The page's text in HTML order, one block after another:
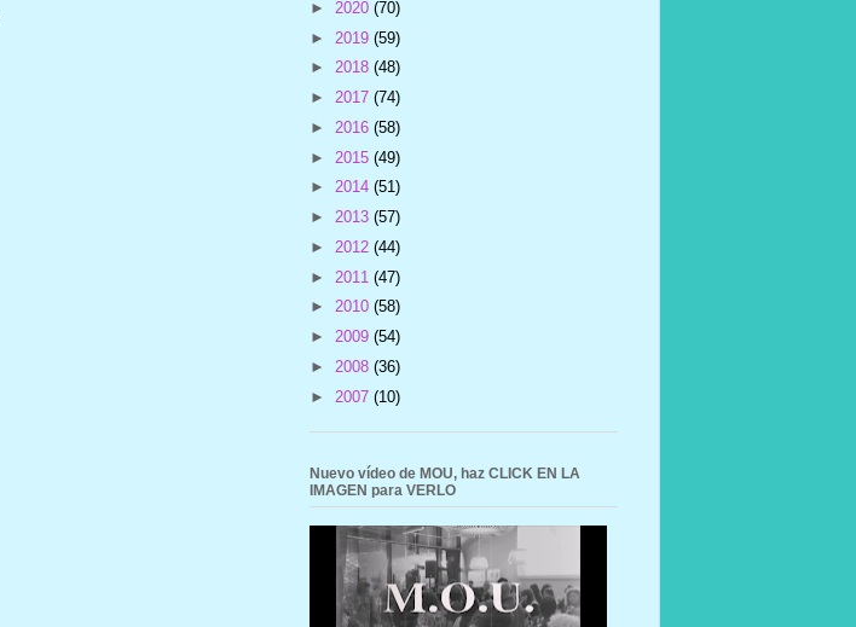
► 2020 (70)
► 2019 (59)
► 2018 (48)
► 2017 (74)
► 2016 (58)
► 2015 (49)
► 2014 (51)
► 2013 (57)
► 2012 (44)
► 2011 (47)
► 2010 (58)
► 2009 (54)
► 2008 (36)
► 2007 (10)
Nuevo vídeo de MOU, haz CLICK EN LA
IMAGEN para VERLO